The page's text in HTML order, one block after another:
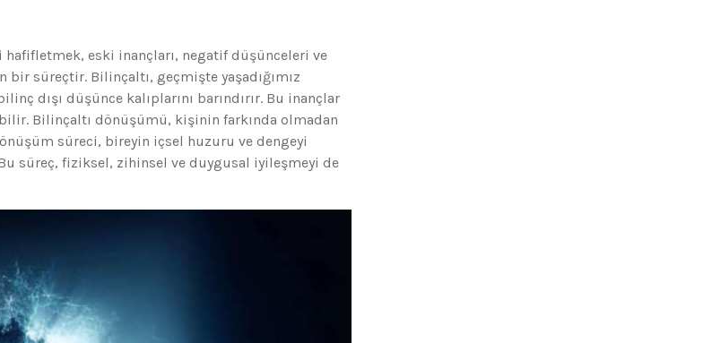
eski inançları, negatif düşünceleri ve
süreçtir. Bilinçaltı, geçmişte yaşadığımız
dışı düşünce kalıplarını barındırır. Bu inançlar
Bilinçaltı dönüşümü, kişinin farkında olmadan
süreci, bireyin içsel huzuru ve dengeyi
süreç, fiziksel, zihinsel ve duygusal iyileşmeyi de